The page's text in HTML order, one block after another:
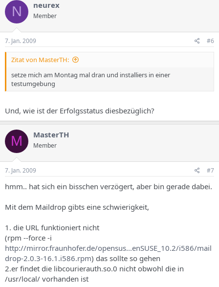
N neurex
Member
7. Jan. 2009 #6
Zitat von MasterTH:
setze mich am Montag mal dran und installiers in einer
testumgebung
Und, wie ist der Erfolgsstatus diesbezüglich?
M MasterTH
Member
7. Jan. 2009 #7
hmm.. hat sich ein bisschen verzögert, aber bin gerade dabei.
Mit dem Maildrop gibts eine schwierigkeit,
1. die URL funktioniert nicht
(rpm --force -i
http://mirror.fraunhofer.de/opensus...enSUSE_10.2/i586/mail
drop-2.0.3-16.1.i586.rpm) das sollte so gehen
2.er findet die libcourierauth.so.0 nicht obwohl die in
/usr/local/ vorhanden ist